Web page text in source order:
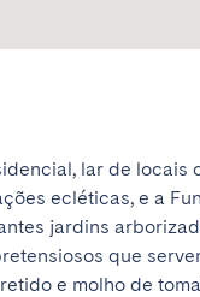
lar de locais
ecléticas, e a
jardins
que
e molho de